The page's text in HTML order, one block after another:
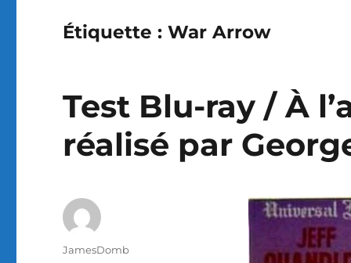
Étiquette :War Arrow
Test Blu-ray / À
réalisé par
Auteur
JamesDomb